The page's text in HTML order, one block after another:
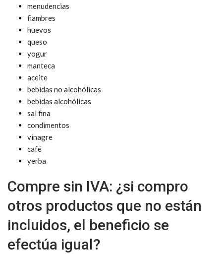
menudencias
fiambres
huevos
queso
yogur
manteca
aceite
bebidas no alcohólicas
bebidas alcohólicas
sal fina
condimentos
vinagre
café
yerba
Compre sin IVA: ¿si compro
otros productos que no están
incluidos, el beneficio se
efectúa igual?